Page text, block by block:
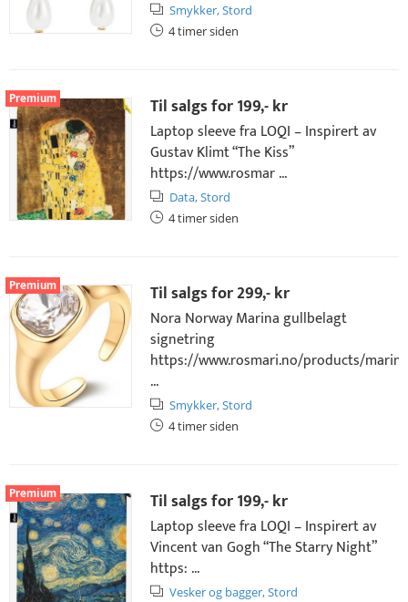
Smykker,Stord
4 timer siden
Premium Til salgs for199,- kr
Laptop sleeve fra LOQI – Inspirert av
Gustav Klimt “The Kiss”
https://www.rosmar ...
Data,Stord
4 timer siden
Premium Til salgs for299,- kr
Nora Norway Marina gullbelagt
signetring
https://www.rosmari.no/products/
...
Smykker,Stord
4 timer siden
Premium Til salgs for199,- kr
Laptop sleeve fra LOQI – Inspirert av
Vincent van Gogh “The Starry Night”
https: ...
Vesker og bagger,Stord